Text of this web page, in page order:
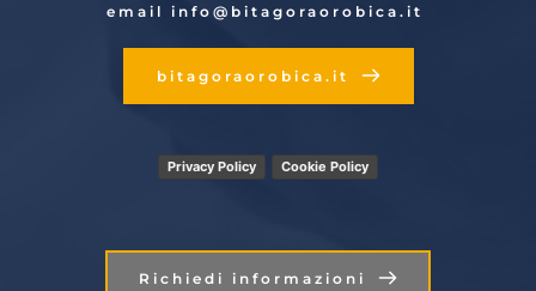
email info @bitagoraorobica.it
bitagoraorobica.it
Privacy Policy Cookie Policy
Richiedi informazioni